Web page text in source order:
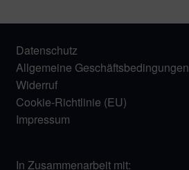
Datenschutz
Allgemeine Geschäftsbedingungen
Widerruf
Cookie-Richtlinie (EU)
Impressum
In Zusammenarbeit mit: